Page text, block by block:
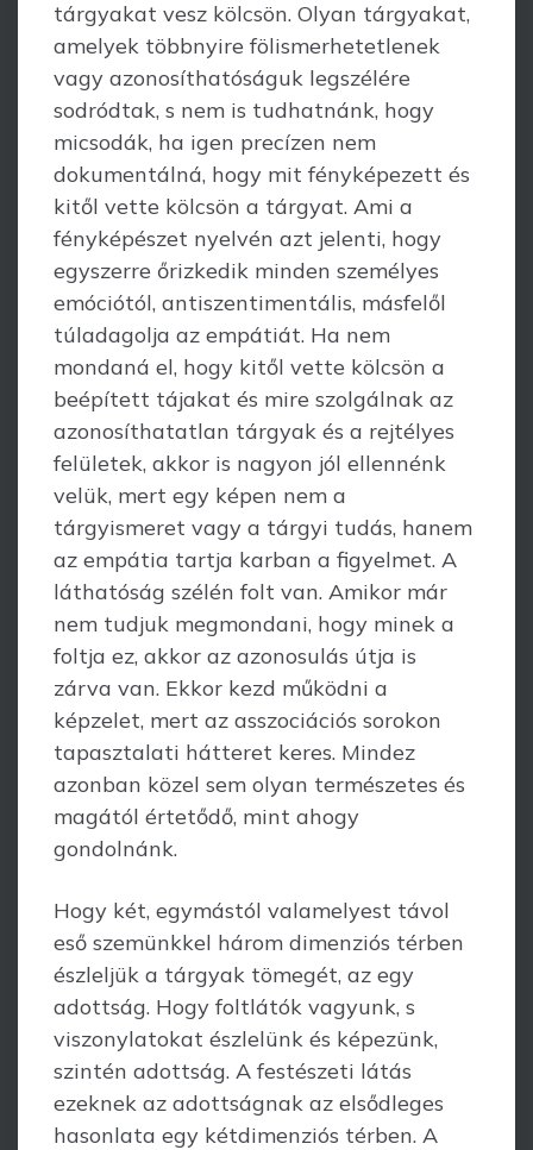
tárgyakat vesz kölcsön. Olyan tárgyakat,
amelyek többnyire fölismer­hetetlenek
vagy azonosíthatóságuk legszélére
sodródtak, s nem is tud­hat­nánk, hogy
micsodák, ha igen precízen nem
dokumentálná, hogy mit fényképezett és
kitől vette kölcsön a tárgyat. Ami a
fényképészet nyelvén azt jelenti, hogy
egyszerre őrizkedik minden személyes
emóciótól, antiszentimentális, másfelől
túl­adagolja az empátiát. Ha nem
mondaná el, hogy kitől vette kölcsön a
beépített tájakat és mire szolgálnak az
azonosíthatatlan tárgyak és a rejtélyes
felületek, akkor is nagyon jól ellennénk
velük, mert egy képen nem a
tárgyismeret vagy a tárgyi tudás, hanem
az empátia tartja karban a figyelmet. A
láthatóság szélén folt van. Amikor már
nem tudjuk megmondani, hogy minek a
foltja ez, akkor az azonosulás útja is
zárva van. Ekkor kezd működni a
képzelet, mert az asszociációs sorokon
tapasztalati hátteret keres. Mindez
azonban közel sem olyan természetes és
magától értetődő, mint ahogy
gondolnánk.
Hogy két, egymástól valamelyest távol
eső szemünkkel három dimenziós térben
észleljük a tárgyak tömegét, az egy
adottság. Hogy foltlátók vagyunk, s
viszony­latokat észlelünk és képezünk,
szintén adottság. A festészeti látás
ezeknek az adottságnak az elsődleges
hasonlata egy kétdimenziós térben. A